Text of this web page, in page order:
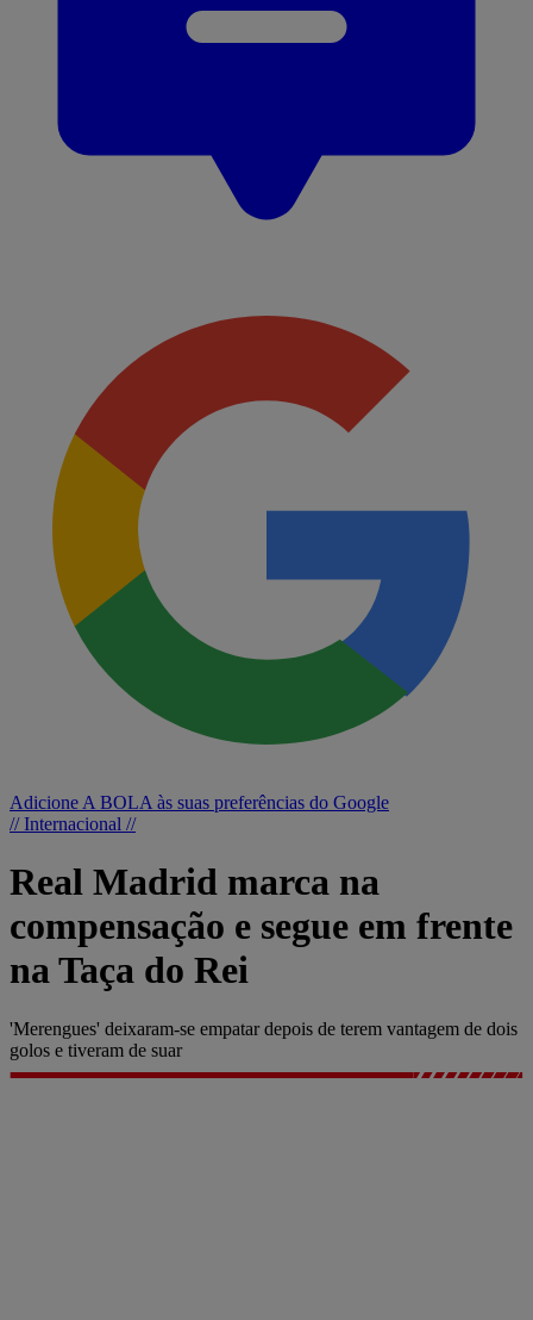
Adicione A BOLA às suas preferências do Google
// Internacional //
Real Madrid marca na
compensação e segue em frente
na Taça do Rei
'Merengues' deixaram-se empatar depois de terem vantagem de dois
golos e tiveram de suar